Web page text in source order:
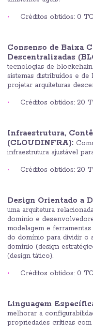
Créditos obtidos: 0
Consenso de Baixa
Descentralizadas
tecnologias de
sistemas distribuídos e
projetar arquiteturas
Créditos obtidos:
Infraestrutura,
(CLOUDINFRA):
infraestrutura ajustável
Créditos obtidos:
Design Orientado a
uma arquitetura
domínio e
modelagem e
do domínio para dividir o
domínio (design
(design tático).
Créditos obtidos: 0
Linguagem
melhorar a
propriedades críticas